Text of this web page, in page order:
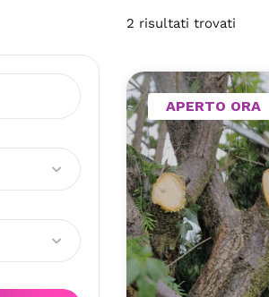
2 risultati trovati
APERTO ORA